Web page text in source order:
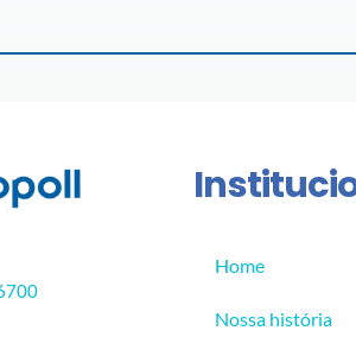
Home
Nossa história